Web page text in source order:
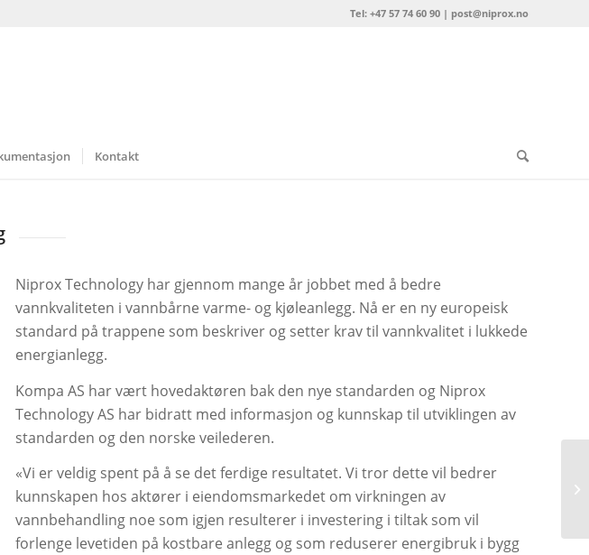
Tel: +47 57 74 60 90 | post@niprox.no
Kontakt
Niprox Technology har gjennom mange år jobbet med å bedre
vannkvaliteten i vannbårne varme- og kjøleanlegg. Nå er en ny europeisk
standard på trappene som beskriver og setter krav til vannkvalitet i lukkede
energianlegg.
Kompa AS har vært hovedaktøren bak den nye standarden og Niprox
Technology AS har bidratt med informasjon og kunnskap til utviklingen av
standarden og den norske veilederen.
«Vi er veldig spent på å se det ferdige resultatet. Vi tror dette vil bedrer
kunnskapen hos aktører i eiendomsmarkedet om virkningen av
vannbehandling noe som igjen resulterer i investering i tiltak som vil
forlenge levetiden på kostbare anlegg og som reduserer energibruk i bygg